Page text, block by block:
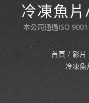
冷凍魚
本公司通過ISO
首頁 / 影片
冷凍魚